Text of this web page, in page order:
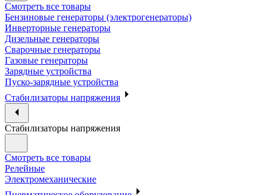
Смотреть все товары
Бензиновые генераторы (электрогенераторы)
Инверторные генераторы
Дизельные генераторы
Сварочные генераторы
Газовые генераторы
Зарядные устройства
Пуско-зарядные устройства
Стабилизаторы напряжения
Стабилизаторы напряжения
Смотреть все товары
Релейные
Электромеханические